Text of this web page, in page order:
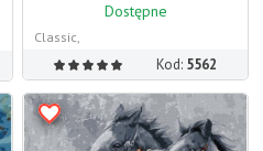
Dostępne
Classic,
Kod: 5562